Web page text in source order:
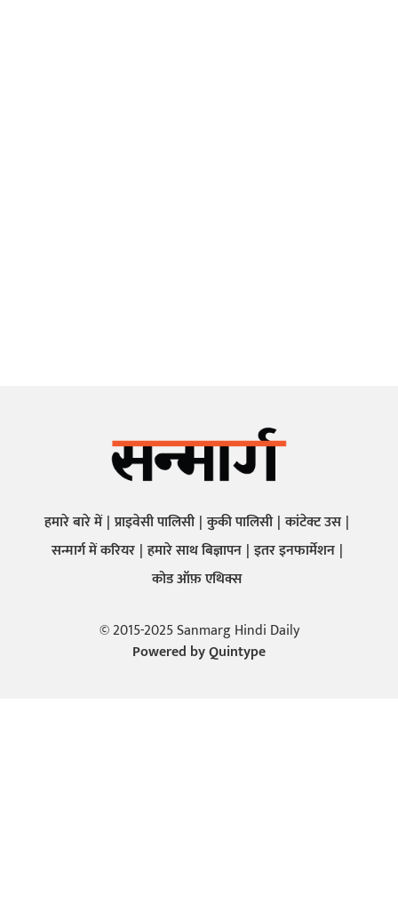
हमारे बारे में प्राइवेसी पालिसी कुकी पालिसी कांटेक्ट उस
सन्मार्ग में करियर हमारे साथ बिज्ञापन इतर इनफार्मेशन
कोड ऑफ़ एथिक्स
© 2015-2025 Sanmarg Hindi Daily
Powered byQuintype